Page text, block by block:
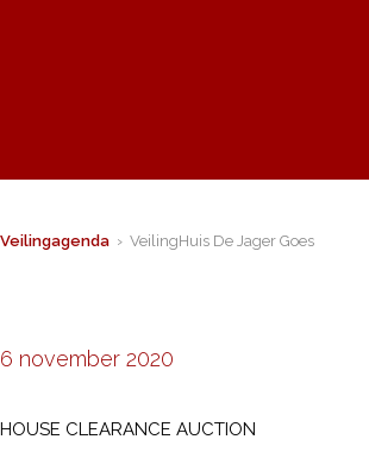
Veilingagenda › VeilingHuis De Jager Goes
6 november 2020
HOUSE CLEARANCE AUCTION